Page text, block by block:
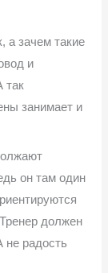
а зачем такие
и
так
занимает и
он там один
должен
не радость